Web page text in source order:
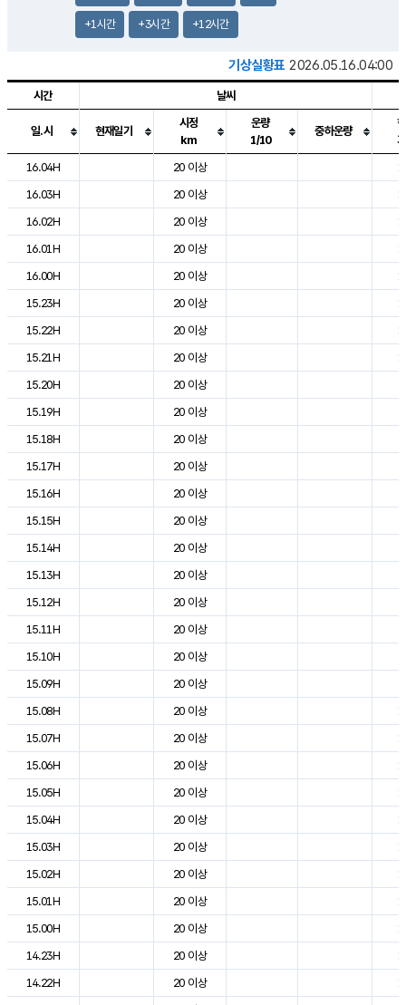
+1시간 +3시간 +12시간
기상실황표 2026.05.16.04:00
도시별 기상실황표로 지점, 날씨, 기온, 강수, 바람, 기압등을 안내한 표입
시간 날씨
일.시 현재일기
시정
km
운량
1/10
중하운량
16.04H
20 이상
16.03H
20 이상
16.02H
20 이상
16.01H
20 이상
16.00H
20 이상
15.23H
20 이상
15.22H
20 이상
15.21H
20 이상
15.20H
20 이상
15.19H
20 이상
15.18H
20 이상
15.17H
20 이상
15.16H
20 이상
15.15H
20 이상
15.14H
20 이상
15.13H
20 이상
15.12H
20 이상
15.11H
20 이상
15.10H
20 이상
15.09H
20 이상
15.08H
20 이상
15.07H
20 이상
15.06H
20 이상
15.05H
20 이상
15.04H
20 이상
15.03H
20 이상
15.02H
20 이상
15.01H
20 이상
15.00H
20 이상
14.23H
20 이상
14.22H
20 이상